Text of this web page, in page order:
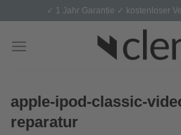
content
✓ 1 Jahr Garantie ✓ kostenloser
apple-ipod-classic-
reparatur